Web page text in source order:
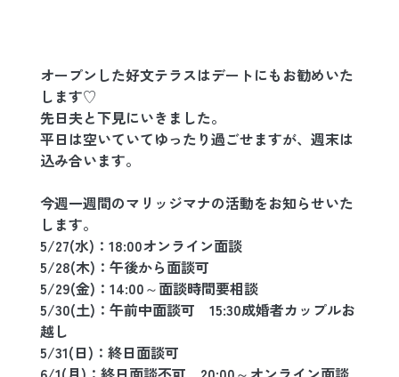
オープンした好文テラスはデートにもお勧めいた
します♡
先日夫と下見にいきました。
平日は空いていてゆったり過ごせますが、週末は
込み合います。
今週一週間のマリッジマナの活動をお知らせいた
します。
5/27(水)：18:00オンライン面談
5/28(木)：午後から面談可
5/29(金)：14:00～面談時間要相談
5/30(土)：午前中面談可　15:30成婚者カップルお
越し
5/31(日)： 終日面談可